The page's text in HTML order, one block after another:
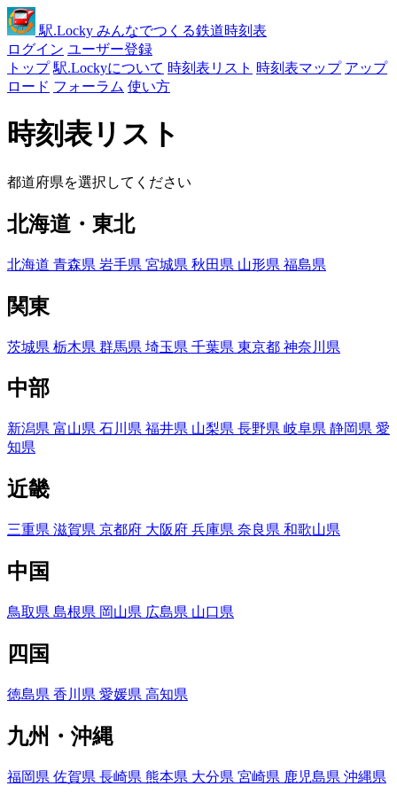
駅.Locky みんなでつくる鉄道時刻表
ログイン ユーザー登録
トップ 駅.Lockyについて 時刻表リスト 時刻表マップ アップ
ロード フォーラム 使い方
時刻表リスト
都道府県を選択してください
北海道・東北
北海道 青森県 岩手県 宮城県 秋田県 山形県 福島県
関東
茨城県 栃木県 群馬県 埼玉県 千葉県 東京都 神奈川県
中部
新潟県 富山県 石川県 福井県 山梨県 長野県 岐阜県 静岡県 愛
知県
近畿
三重県 滋賀県 京都府 大阪府 兵庫県 奈良県 和歌山県
中国
鳥取県 島根県 岡山県 広島県 山口県
四国
徳島県 香川県 愛媛県 高知県
九州・沖縄
福岡県 佐賀県 長崎県 熊本県 大分県 宮崎県 鹿児島県 沖縄県